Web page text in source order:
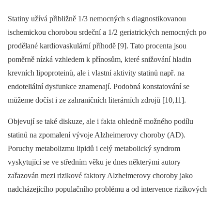
Statiny užívá přibližně 1/3 nemocných s diagnostikovanou
ischemickou chorobou srdeční a 1/2 geriatrických nemocných po
prodělané kardiovaskulární příhodě [9]. Tato procenta jsou
poměrně nízká vzhledem k přínosům, které snižování hladin
krevních lipoproteinů, ale i vlastní aktivity statinů např. na
endoteliální dysfunkce znamenají. Podobná konstatování se
můžeme dočíst i ze zahraničních literárních zdrojů [10,11].
Objevují se také diskuze, ale i fakta ohledně možného podílu
statinů na zpomalení vývoje Alzheimerovy choroby (AD).
Poruchy metabolizmu lipidů i celý metabolický syndrom
vyskytující se ve středním věku je dnes některými autory
zařazován mezi rizikové faktory Alzheimerovy choroby jako
nadcházejícího populačního problému a od intervence rizikových